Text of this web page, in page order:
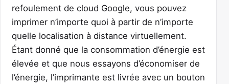
refoulement de cloud Google, vous pouvez
imprimer n’importe quoi à partir de n’importe
quelle localisation à distance virtuellement.
Étant donné que la consommation d’énergie est
élevée et que nous essayons d’économiser de
l’énergie, l’imprimante est livrée avec un bouton